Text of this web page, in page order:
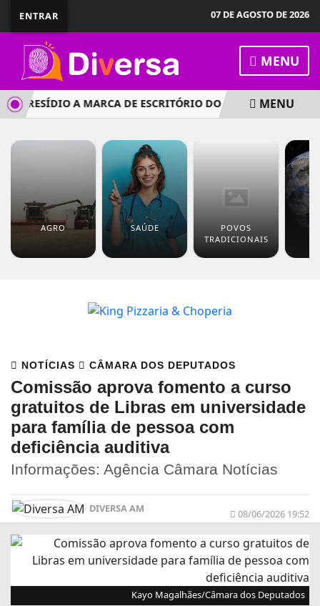
ENTRAR 07 DE AGOSTO DE 2026
MENU
PRESÍDIO A MARCA DE ESCRITÓRIO DO CRIME”, DIZMENU
AGRO SAÚDE
POVOS
TRADICIONAIS
NOTÍCIAS CÂMARA DOS DEPUTADOS
Comissão aprova fomento a curso
gratuitos de Libras em universidade
para família de pessoa com
deficiência auditiva
Informações: Agência Câmara Notícias
DIVERSA AM 08/06/2026 19:52
Kayo Magalhães/Câmara dos Deputados